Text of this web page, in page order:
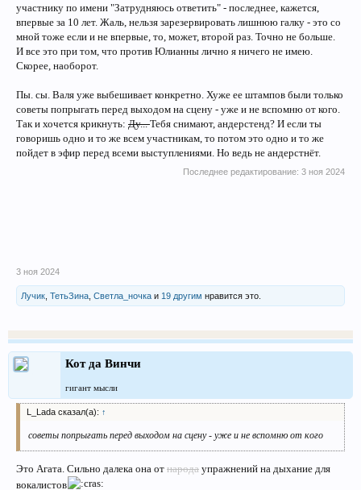
участнику по имени "Затрудняюсь ответить" - последнее, кажется,
впервые за 10 лет. Жаль, нельзя зарезервировать лишнюю галку - это со
мной тоже если и не впервые, то, может, второй раз. Точно не больше.
И все это при том, что против Юлианны лично я ничего не имею.
Скорее, наоборот.
Пы. сы. Валя уже выбешивает конкретно. Хуже ее штампов были только
советы попрыгать перед выходом на сцену - уже и не вспомню от кого.
Так и хочется крикнуть: Ду...Тебя снимают, андерстенд? И если ты
говоришь одно и то же всем участникам, то потом это одно и то же
пойдет в эфир перед всеми выступлениями. Но ведь не андерстнёт.
Последнее редактирование: 3 ноя 2024
3 ноя 2024
Лучик ТетьЗина Светла_ночка и 19 другим нравится это.
Кот да Винчи
гигант мысли
L_Lada сказал(а): ↑
советы попрыгать перед выходом на сцену - уже и не вспомню от кого
Это Агата. Сильно далека она от народа упражнений на дыхание для
вокалистов